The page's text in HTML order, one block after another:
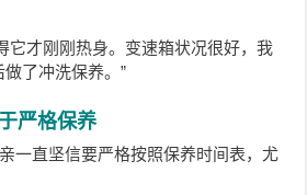
它才刚刚热身。变速箱状况很好，我
了冲洗保养。”
严格保养
一直坚信要严格按照保养时间表，尤